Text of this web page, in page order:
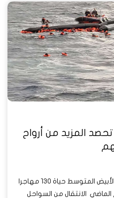
المزيد من أرواح
26 أبريل 2013 أنهت مياه البحر الأبيض المتوسط حياة 130 مهاجرا
الماضي الانتقال من السواحل